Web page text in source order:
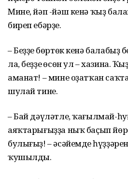
Мине, йәп -йәш кенә ҡыҙ
биреп ебәрҙе.
– Беҙҙең бөртөк кенә балабыҙ
ла, беҙҙең өсөн ул – хазина.
аманат! – мине оҙатҡан
шулай тине.
– Бай дәүләтле, ҡағылмай-
аяҡтарығыҙҙа ныҡ баҫып
булығыҙ! – әсәйемдең
ҡушылды.